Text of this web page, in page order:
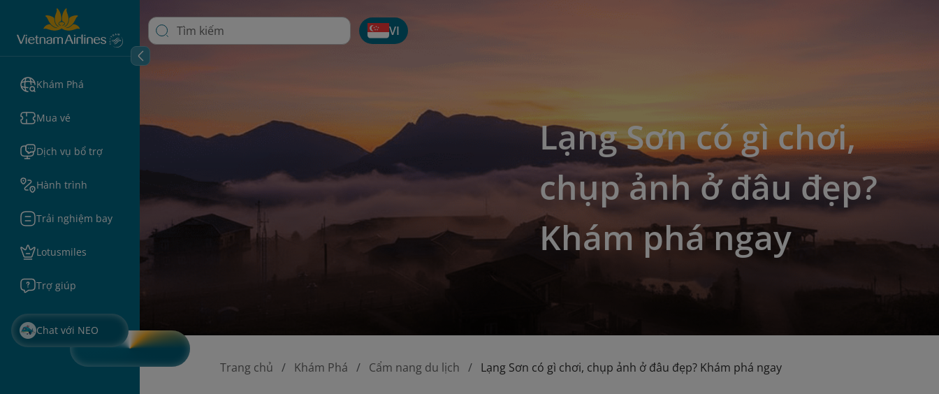
Khám Phá
Mua vé
Dịch vụ bổ trợ
Hành trình
Trải nghiệm bay
Lotusmiles
Trợ giúp
Chat với NEO
VI
Lạng Sơn có gì chơi,
chụp ảnh ở đâu đẹp?
Khám phá ngay
Trang chủ Khám Phá Cẩm nang du lịch Lạng Sơn có gì chơi, chụp ảnh ở đâu đẹp? Khám phá ngay